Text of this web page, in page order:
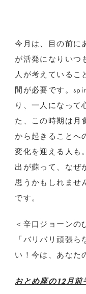
今月は、目の前に
が活発になりいつ
人が考えているこ
間が必要です。
り、一人になって
た、この時期は月
から起きることへ
変化を迎える人も
出が蘇って、なぜ
思うかもしれませ
です。
＜辛口ジョーンの
「バリバリ頑張
い！今は、あなた
おとめ座の12月前